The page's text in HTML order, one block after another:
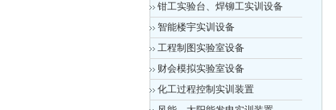
钳工实验台、焊铆工实训设备
智能楼宇实训设备
工程制图实验室设备
财会模拟实验室设备
化工过程控制实训装置